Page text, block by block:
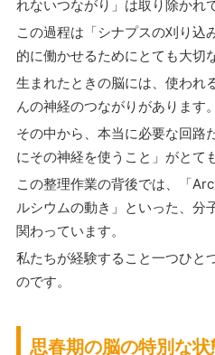
れないつながり」は取り除かれ
この過程は「シナプスの刈り込
的に働かせるためにとても大切
生まれたときの脳には、使われ
んの神経のつながりがあります。
その中から、本当に必要な回路
にその神経を使うこと」がとて
この整理作業の背後では、「
ルシウムの動き」といった、分
関わっています。
私たちが経験すること一つひと
のです。
思春期の脳の特別な状